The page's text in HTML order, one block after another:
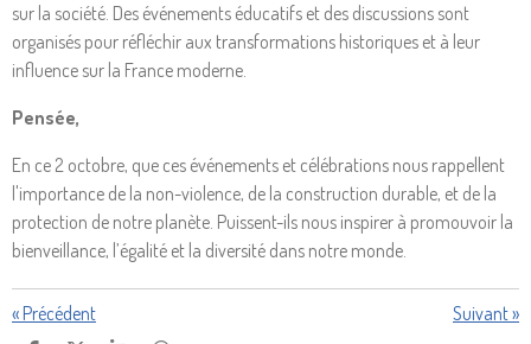
sur la société. Des événements éducatifs et des discussions sont
organisés pour réfléchir aux transformations historiques et à leur
influence sur la France moderne.
Pensée,
En ce 2 octobre, que ces événements et célébrations nous rappellent
l'importance de la non-violence, de la construction durable, et de la
protection de notre planète. Puissent-ils nous inspirer à promouvoir la
bienveillance, l’égalité et la diversité dans notre monde.
« Précédent Suivant»